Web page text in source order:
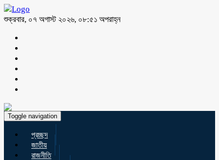
শুক্রবার, ০৭ অগাস্ট ২০২৬, ০৮:৫১ অপরাহ্ন
Toggle navigation
প্রচ্ছদ
জাতীয়
রাজনীতি